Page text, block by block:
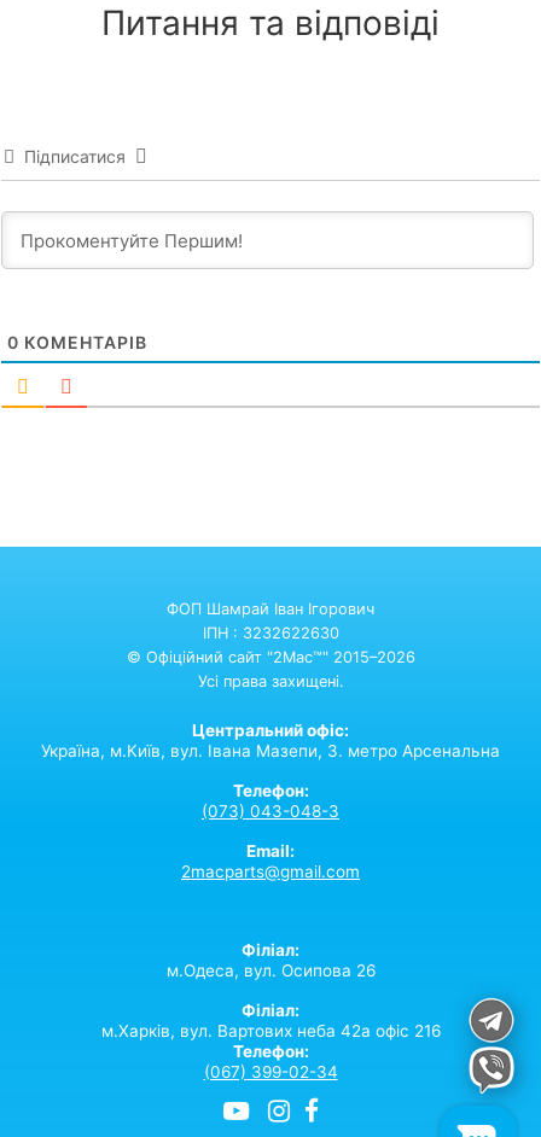
Питання та відповіді
Підписатися
0 КОМЕНТАРІВ
ФОП Шамрай Іван Ігорович
ІПН : 3232622630
© Офіційний сайт "2Mac™" 2015–2026
Усі права захищені.
Центральний офіс:
Україна, м.Київ, вул. Івана Мазепи, 3. метро Арсенальна
Телефон:
(073) 043-048-3
Email:
2macparts@gmail.com
Філіал:
м.Одеса, вул. Осипова 26
Філіал:
м.Харків, вул. Вартових неба 42а офіс 216
Телефон:
(067) 399-02-34